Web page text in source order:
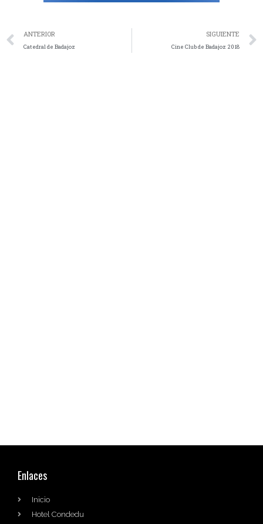
ANTERIOR
Catedral de Badajoz
SIGUIENTE
Cine Club de Badajoz 2018
Enlaces
Inicio
Hotel Condedu